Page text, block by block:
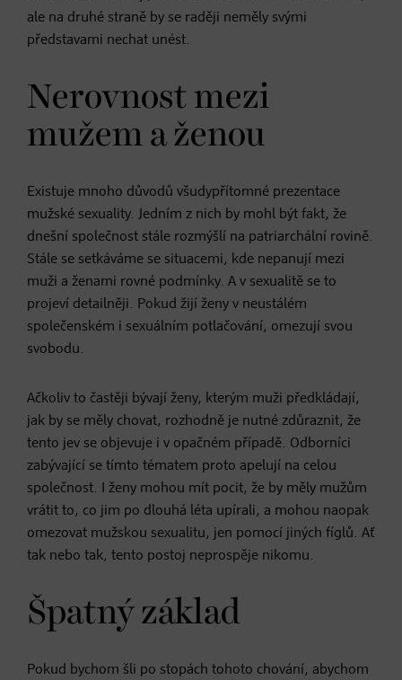
ale na druhé straně by se raději neměly svými
představami nechat unést.
Nerovnost mezi
mužem a ženou
Existuje mnoho důvodů všudypřítomné prezentace
mužské sexuality. Jedním z nich by mohl být fakt, že
dnešní společnost stále rozmýšlí na patriarchální rovině.
Stále se setkáváme se situacemi, kde nepanují mezi
muži a ženami rovné podmínky. A v sexualitě se to
projeví detailněji. Pokud žijí ženy v neustálém
společenském i sexuálním potlačování, omezují svou
svobodu.
Ačkoliv to častěji bývají ženy, kterým muži předkládají,
jak by se měly chovat, rozhodně je nutné zdůraznit, že
tento jev se objevuje i v opačném případě. Odborníci
zabývající se tímto tématem proto apelují na celou
společnost. I ženy mohou mít pocit, že by měly mužům
vrátit to, co jim po dlouhá léta upírali, a mohou naopak
omezovat mužskou sexualitu, jen pomocí jiných fíglů. Ať
tak nebo tak, tento postoj neprospěje nikomu.
Špatný základ
Pokud bychom šli po stopách tohoto chování, abychom